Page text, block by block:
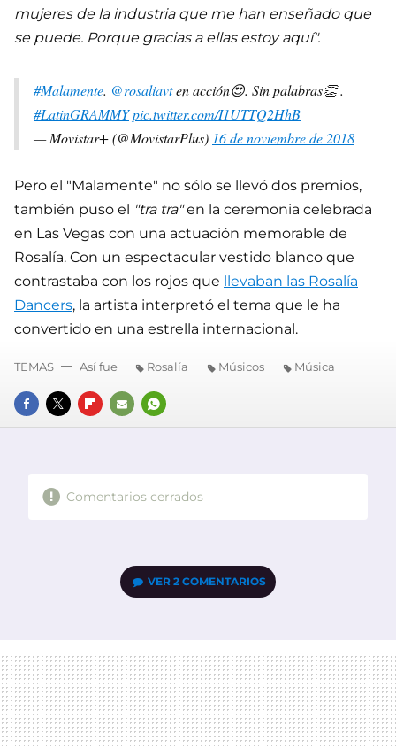
mujeres de la industria que me han enseñado que
se puede. Porque gracias a ellas estoy aquí".
#Malamente. @rosaliavten acción😍. Sin palabras👏 .
#LatinGRAMMYpic.twitter.com/I1UTTQ2HhB
— Movistar+ (@MovistarPlus) 16 de noviembre de 2018
Pero el "Malamente" no sólo se llevó dos premios,
también puso el
"tra tra"en la ceremonia celebrada
en Las Vegas con una actuación memorable de
Rosalía. Con un espectacular vestido blanco que
contrastaba con los rojos que
llevaban las Rosalía
Dancers, la artista interpretó el tema que le ha
convertido en una estrella internacional.
FACEBOOK
TWITTERFLIPBOARD
E-
WHATSAPP
TEMAS Así fue Rosalía Músicos Música
Comentarios cerrados
VER2 COMENTARIOS